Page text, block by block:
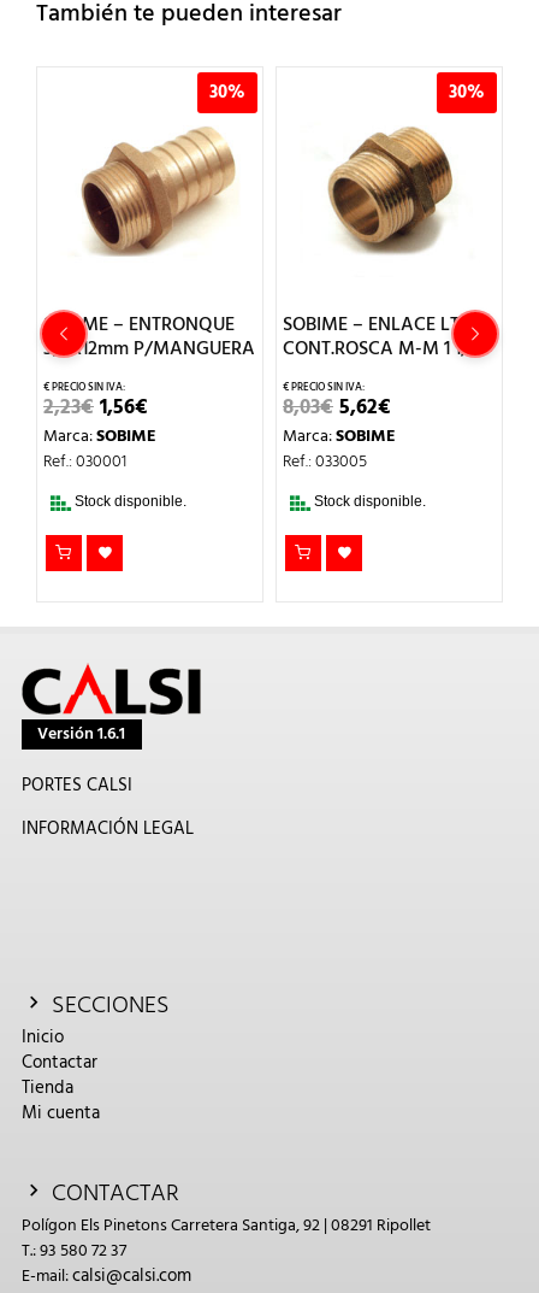
También te pueden interesar
– ENTRONQUE
P/MANGUERA
PRECIO
ORIGINAL
ERA:
1,56€EL
PRECIO
ACTUAL
ES:
SOBIME
disponible.
SOBIME – ENLACE LT
CONT.ROSCA M-M 1 1/4
PRECIO
ORIGINAL
ERA:
5,62€EL
PRECIO
ACTUAL
ES:
SOBIME
Ref.: 033005
Stock disponible.
SOBIME –
Versión 1.6.1
PORTES CALSI
INFORMACIÓN LEGAL
SECCIONES
Inicio
Contactar
Tienda
Mi cuenta
CONTACTAR
Polígon Els Pinetons Carretera Santiga, 92 | 08291 Ripollet
T.: 93 580 72 37
E-mail:calsi@calsi.com